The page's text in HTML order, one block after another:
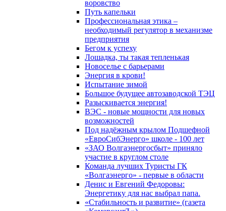
воровство
Путь капельки
Профессиональная этика –
необходимый регулятор в механизме
предприятия
Бегом к успеху
Лошадка, ты такая тепленькая
Новоселье с барьерами
Энергия в крови!
Испытание зимой
Большое будущее автозаводской ТЭЦ
Разыскивается энергия!
ВЭС - новые мощности для новых
возможностей
Под надёжным крылом Подшефной
«ЕвроСибЭнерго» школе - 100 лет
«ЗАО Волгаэнергосбыт» приняло
участие в круглом столе
Команда лучших Туристы ГК
«Волгаэнерго» - первые в области
Денис и Евгений Федоровы:
Энергетику для нас выбрал папа.
«Стабильность и развитие» (газета